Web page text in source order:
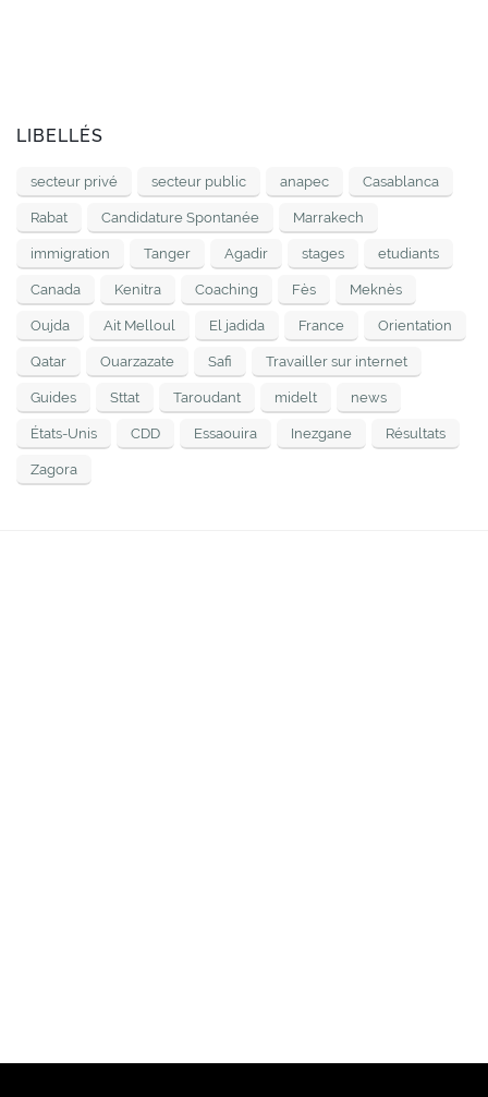
LIBELLÉS
secteur privé secteur public anapec Casablanca
Rabat Candidature Spontanée Marrakech
immigration Tanger Agadir stages etudiants
Canada Kenitra Coaching Fès Meknès
Oujda Ait Melloul El jadida France Orientation
Qatar Ouarzazate Safi Travailler sur internet
Guides Sttat Taroudant midelt news
États-Unis CDD Essaouira Inezgane Résultats
Zagora